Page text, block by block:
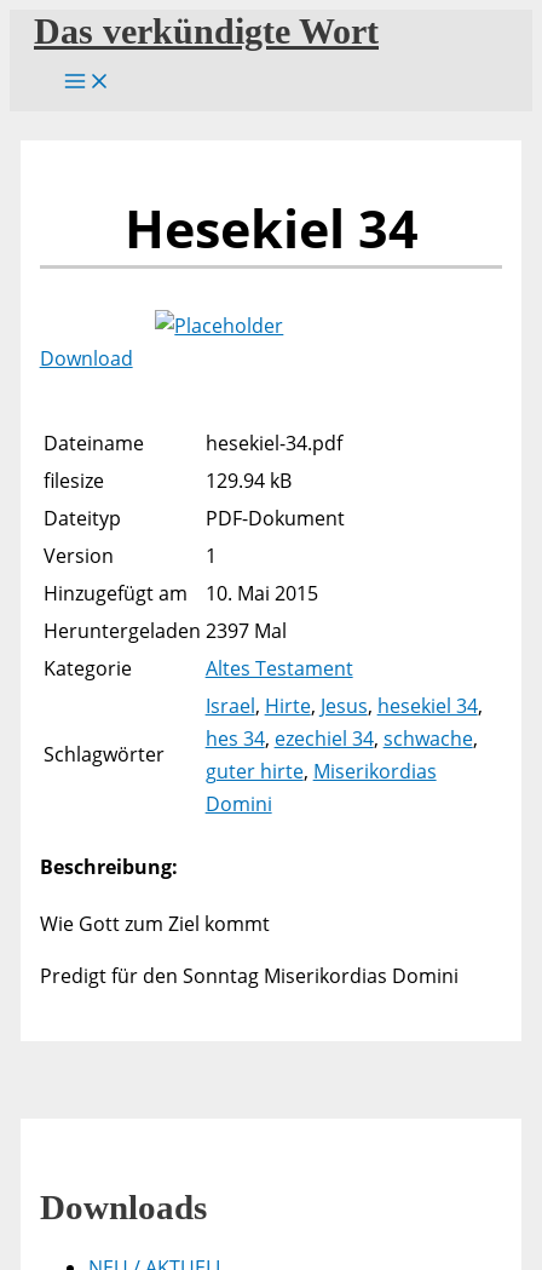
Zum
Inhalt
springen
Das verkündigte Wort
Hesekiel 34
Download
Dateiname
hesekiel-34.pdf
filesize
129.94 kB
Dateityp
PDF-Dokument
Version
1
Hinzugefügt am
10. Mai 2015
Heruntergeladen 2397 Mal
Kategorie
Altes Testament
Schlagwörter
Israel, Hirte, Jesus, hesekiel 34,
hes 34, ezechiel 34, schwache,
guter hirte, Miserikordias
Domini
Beschreibung:
Wie Gott zum Ziel kommt
Predigt für den Sonntag Miserikordias Domini
Downloads